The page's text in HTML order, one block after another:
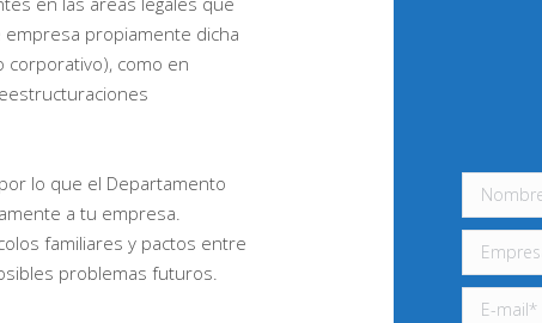
propiamente dicha
corporativo), como en
lo que el Departamento
a tu empresa.
familiares y pactos entre
problemas futuros.